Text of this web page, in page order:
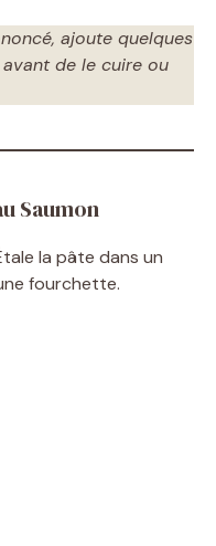
ajoute quelques
de le cuire ou
Saumon
la pâte dans un
fourchette.